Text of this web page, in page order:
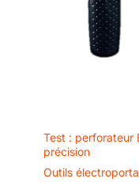
Test : perforateur
précision
Outils